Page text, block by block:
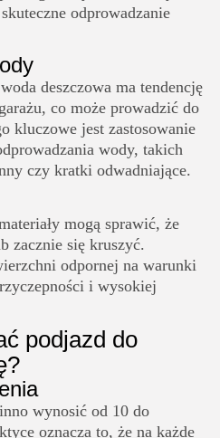
odprowadzanie
deszczowa ma tendencję
co może prowadzić do
kluczowe jest zastosowanie
wody, takich
czy kratki odwadniające.
mogą sprawić, że
zacznie się kruszyć.
odpornej na warunki
i wysokiej
podjazd do
wynosić od 10 do
oznacza to, że na każde